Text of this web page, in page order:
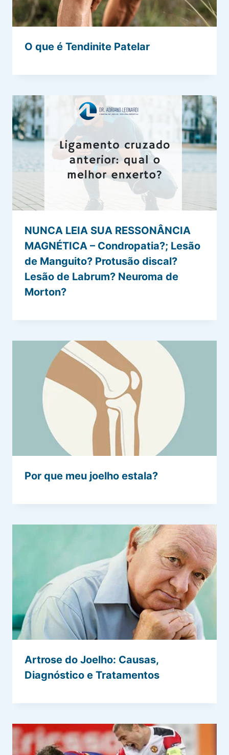
O que é Tendinite Patelar
NUNCA LEIA SUA RESSONÂNCIA
MAGNÉTICA – Condropatia?; Lesão
de Manguito? Protusão discal?
Lesão de Labrum? Neuroma de
Morton?
Por que meu joelho estala?
Artrose do Joelho: Causas,
Diagnóstico e Tratamentos